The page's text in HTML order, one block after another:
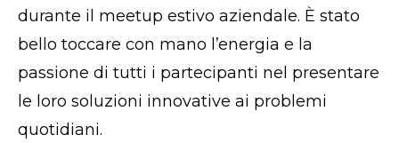
durante il meetup estivo aziendale. È stato
bello toccare con mano l’energia e la
passione di tutti i partecipanti nel presentare
le loro soluzioni innovative ai problemi
quotidiani.